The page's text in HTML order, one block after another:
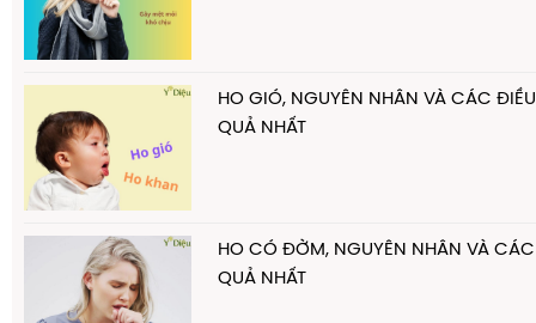
HO GIÓ, NGUYÊN NHÂN VÀ CÁC
QUẢ NHẤT
HO CÓ ĐỜM, NGUYÊN NHÂN VÀ
QUẢ NHẤT